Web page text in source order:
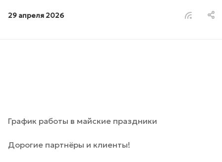
29 апреля 2026
График работы в майские праздники
Дорогие партнёры и клиенты!